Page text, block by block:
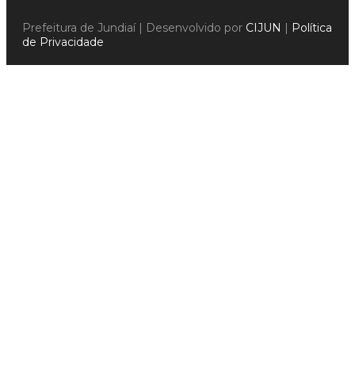
Prefeitura de Jundiaí | Desenvolvido por CIJUN | Política
de Privacidade